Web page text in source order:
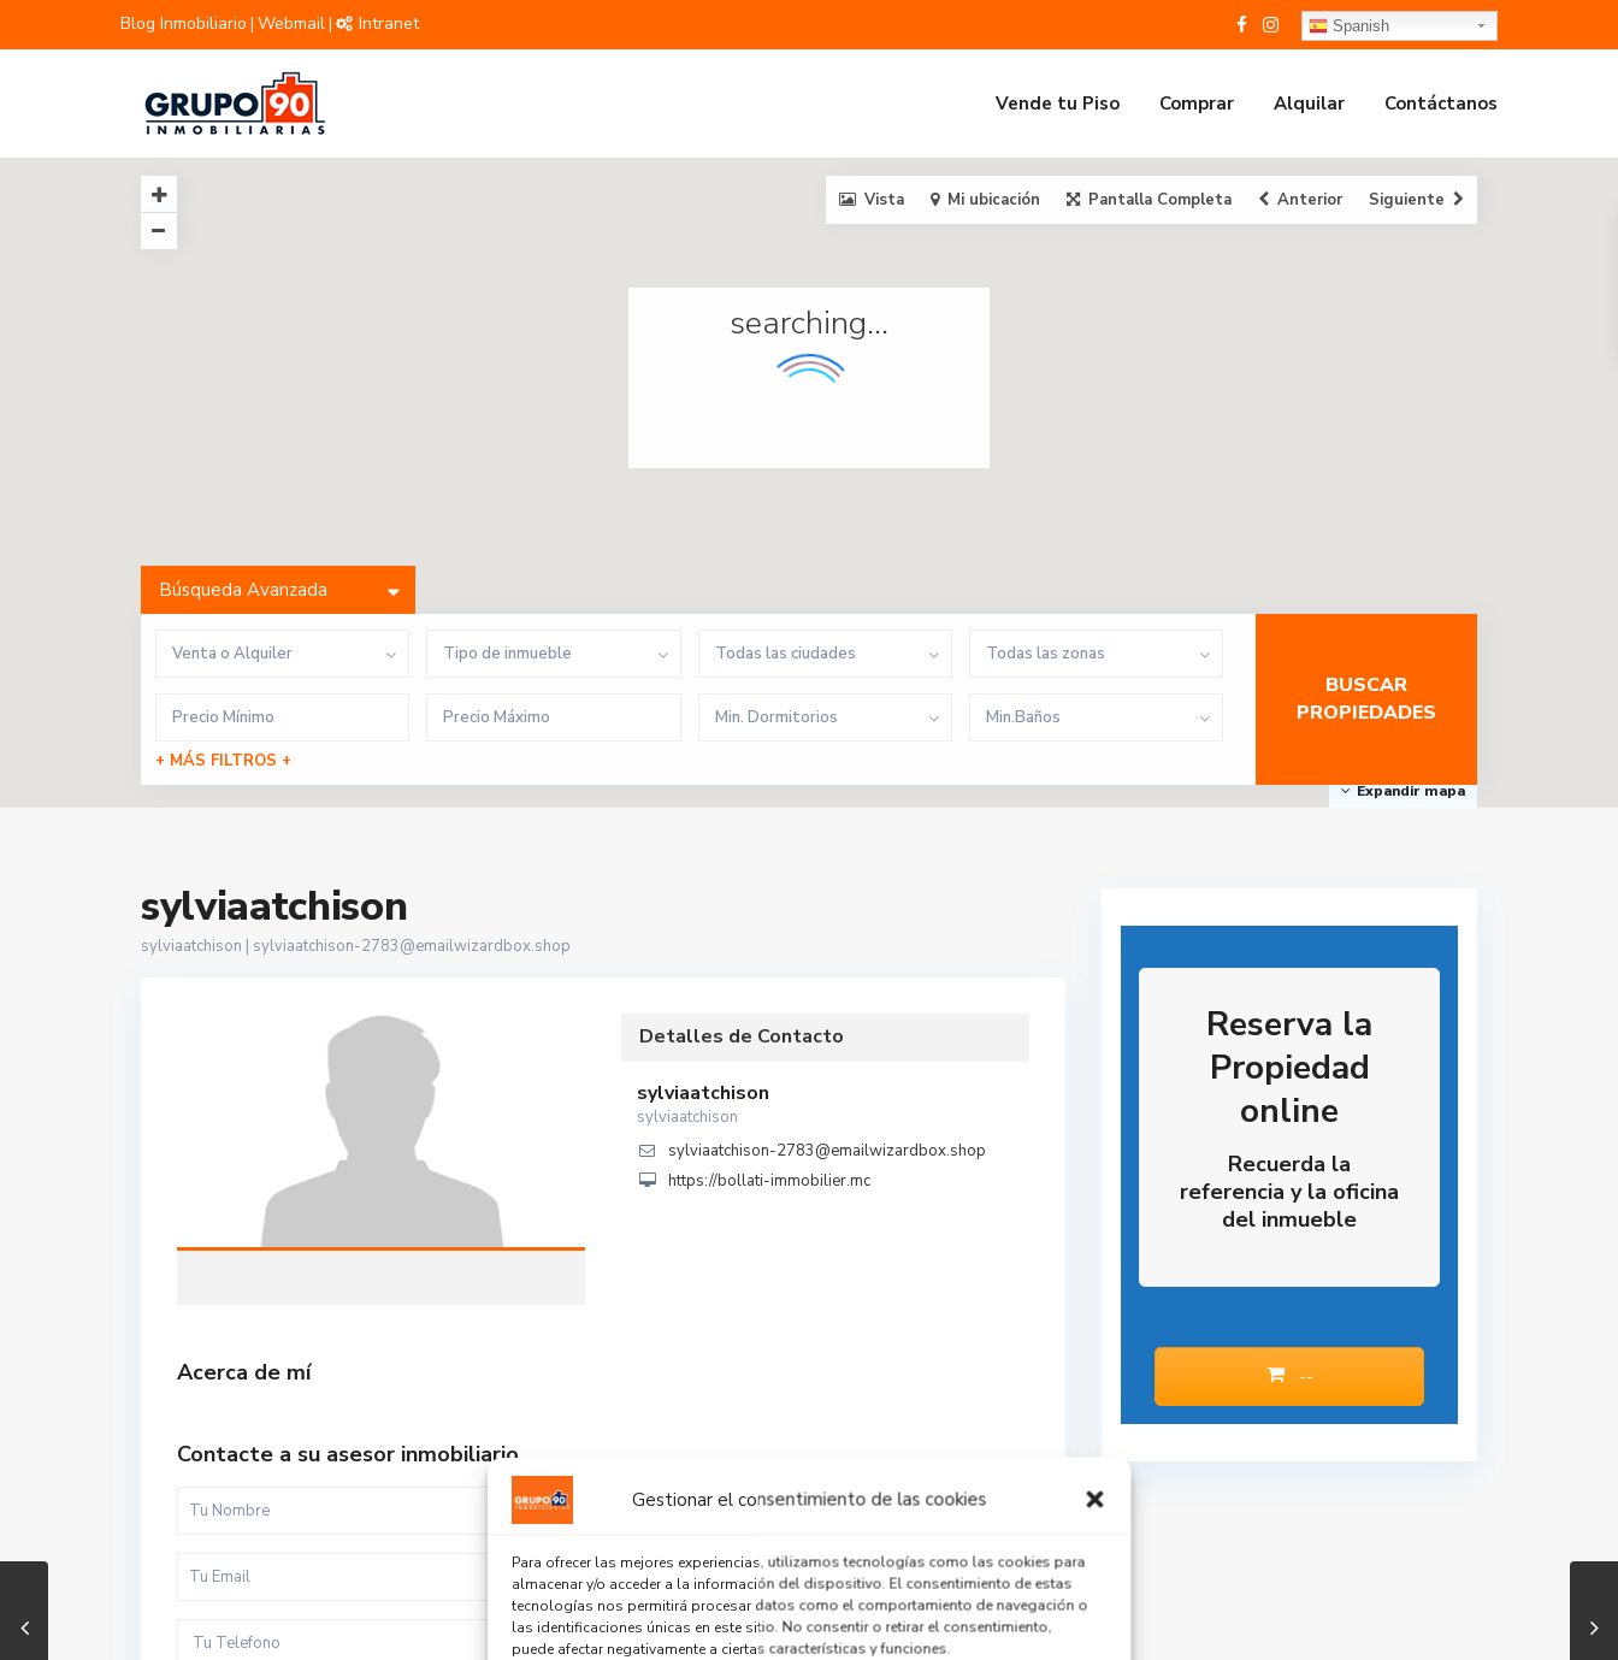
Gestionar el consentimiento de las cookies
Para ofrecer las mejores experiencias, utilizamos tecnologías como las cookies para
almacenar y/o acceder a la información del dispositivo. El consentimiento de estas
tecnologías nos permitirá procesar datos como el comportamiento de navegación o
las identificaciones únicas en este sitio. No consentir o retirar el consentimiento,
puede afectar negativamente a ciertas características y funciones.
Blog Inmobiliario | Webmail| Intranet Spanish
Vende tu Piso Comprar Alquilar Contáctanos
searching...
Expandir mapa
Vista Mi ubicación Pantalla Completa Anterior Siguiente
Búsqueda Avanzada
Venta o Alquiler Tipo de inmueble Todas las ciudades Todas las zonas
Min. Dormitorios
Min.Baños
+ MÁS FILTROS +
sylviaatchison
sylviaatchison | sylviaatchison-2783@emailwizardbox.shop
Detalles de Contacto
sylviaatchison
sylviaatchison
sylviaatchison-2783@emailwizardbox.shop
https://bollati-immobilier.mc
Acerca de mí
Contacte a su asesor inmobiliario
Reserva la
Propiedad
online
Recuerda la
referencia y la oficina
del inmueble
--